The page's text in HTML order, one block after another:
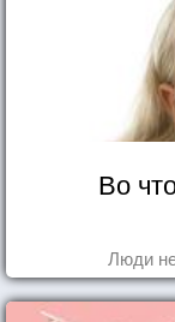
Во
Люди